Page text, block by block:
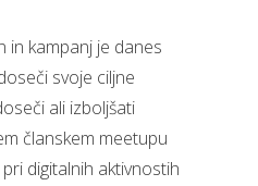
in kampanj je danes
svoje ciljne
ali izboljšati
članskem meetupu
digitalnih aktivnostih